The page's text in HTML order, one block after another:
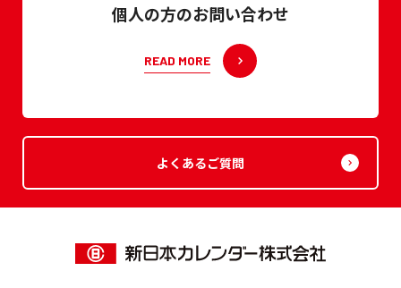
個人の方のお問い合わせ
READ MORE
よくあるご質問